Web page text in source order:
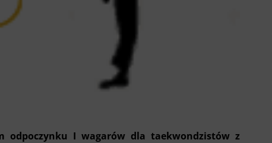
odpoczynku I wagarów dla taekwondzistów z